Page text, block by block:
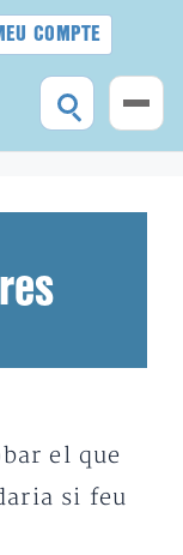
COMPTE
el que
si feu